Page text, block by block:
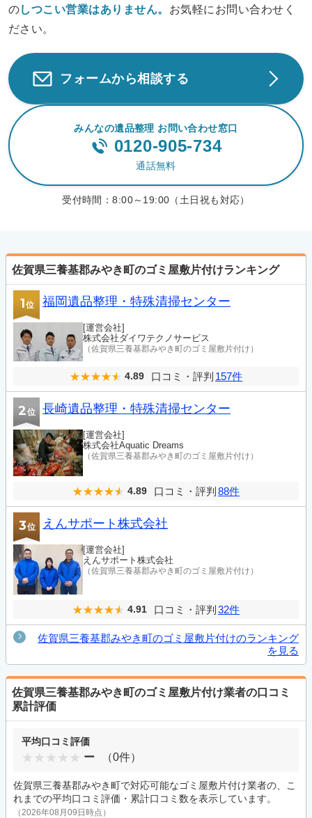
のしつこい営業はありません。 お気軽にお問い合わせく
ださい。
フォームから相談する
みんなの遺品整理 お問い合わせ窓口
0120-905-734
通話無料
受付時間：8:00～19:00（土日祝も対応）
佐賀県三養基郡みやき町のゴミ屋敷片付けランキング
1位 福岡遺品整理・特殊清掃センター
[運営会社]
株式会社ダイワテクノサービス
（佐賀県三養基郡みやき町のゴミ屋敷片付け）
4.89 口コミ・評判 157件
2位 長崎遺品整理・特殊清掃センター
[運営会社]
株式会社Aquatic Dreams
（佐賀県三養基郡みやき町のゴミ屋敷片付け）
4.89 口コミ・評判 88件
3位 えんサポート株式会社
[運営会社]
えんサポート株式会社
（佐賀県三養基郡みやき町のゴミ屋敷片付け）
4.91 口コミ・評判 32件
佐賀県三養基郡みやき町のゴミ屋敷片付けのランキング
を見る
佐賀県三養基郡みやき町のゴミ屋敷片付け業者の口コミ
累計評価
平均口コミ評価
ー （0件）
佐賀県三養基郡みやき町で対応可能なゴミ屋敷片付け業者の、こ
れまでの平均口コミ評価・累計口コミ数を表示しています。
（2026年08月09日時点）